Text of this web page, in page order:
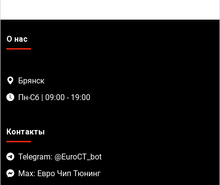
О нас
Брянск
Пн-Сб | 09:00 - 19:00
Контакты
Telegram: @EuroCT_bot
Max: Евро Чип Тюнинг